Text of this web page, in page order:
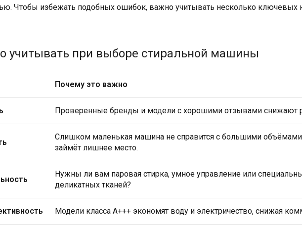
Чтобы избежать подобных ошибок, важно учитывать несколько ключевых
учитывать при выборе стиральной машины
Почему это важно
Проверенные бренды и модели с хорошими отзывами снижают
Слишком маленькая машина не справится с большими
займёт лишнее место.
Нужны ли вам паровая стирка, умное управление или
деликатных тканей?
Модели класса A+++ экономят воду и электричество, снижая